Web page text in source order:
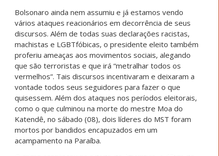
Bolsonaro ainda nem assumiu e já estamos vendo
vários ataques reacionários em decorrência de seus
discursos. Além de todas suas declarações racistas,
machistas e LGBTfóbicas, o presidente eleito também
proferiu ameaças aos movimentos sociais, alegando
que são terroristas e que irá “metralhar todos os
vermelhos”. Tais discursos incentivaram e deixaram a
vontade todos seus seguidores para fazer o que
quisessem. Além dos ataques nos períodos eleitorais,
como o que culminou na morte do mestre Moa do
Katendê, no sábado (08), dois líderes do MST foram
mortos por bandidos encapuzados em um
acampamento na Paraíba.